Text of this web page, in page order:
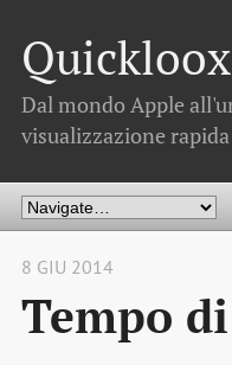
Quickloox
Dal mondo Apple
visualizzazione
8 GIU 2014
Tempo